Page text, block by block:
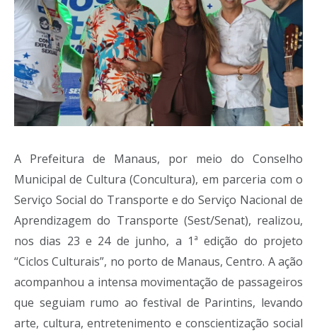
A Prefeitura de Manaus, por meio do Conselho
Municipal de Cultura (Concultura), em parceria com o
Serviço Social do Transporte e do Serviço Nacional de
Aprendizagem do Transporte (Sest/Senat), realizou,
nos dias 23 e 24 de junho, a 1ª edição do projeto
“Ciclos Culturais”, no porto de Manaus, Centro. A ação
acompanhou a intensa movimentação de passageiros
que seguiam rumo ao festival de Parintins, levando
arte, cultura, entretenimento e conscientização social